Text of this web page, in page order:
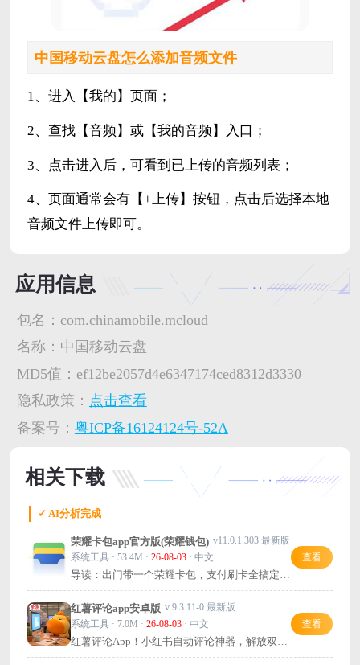
中国移动云盘怎么添加音频文件
1、进入【我的】页面；
2、查找【音频】或【我的音频】入口；
3、点击进入后，可看到已上传的音频列表；
4、页面通常会有【+上传】按钮，点击后选择本地
音频文件上传即可。
应用信息
包名： com.chinamobile.mcloud
名称： 中国移动云盘
MD5值： ef12be2057d4e6347174ced8312d3330
隐私政策： 点击查看
备案号： 粤ICP备16124124号-52A
相关下载
✓ AI分析完成
荣耀卡包app官方版(荣耀钱包) v11.0.1.303 最新版
系统工具 · 53.4M · 26-08-03· 中文
导读：出门带一个荣耀卡包，支付刷卡全搞定，
方便又省心。
查看
红薯评论app安卓版 v 9.3.11-0 最新版
系统工具 · 7.0M · 26-08-03· 中文
红薯评论App！小红书自动评论神器，解放双
手。自定义评论数量与刷新间隔，操作极简，轻
查看